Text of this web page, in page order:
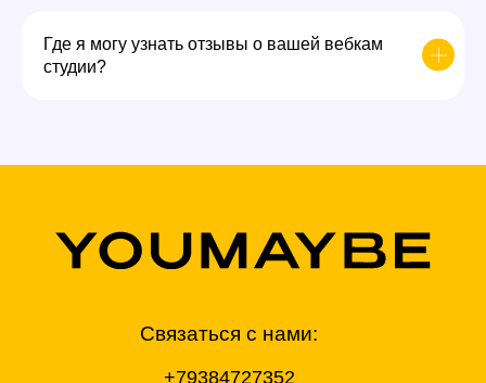
Где я могу узнать отзывы о вашей вебкам
студии?